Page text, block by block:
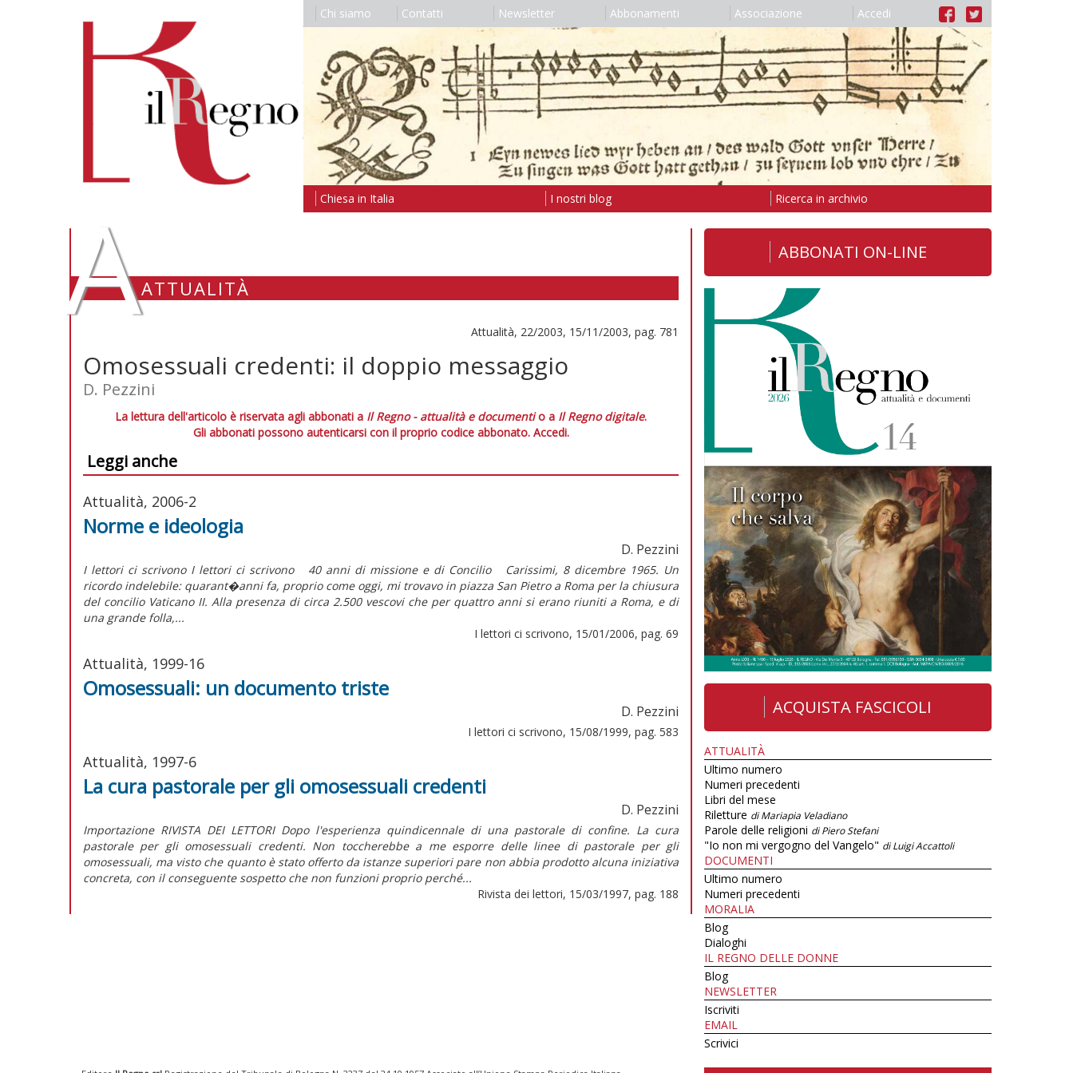
Chi siamo Contatti Newsletter Abbonamenti Associazione Accedi
Chiesa in Italia I nostri blog Ricerca in archivio
AATTUALITÀ
Attualità, 22/2003, 15/11/2003, pag. 781
Omosessuali credenti: il doppio messaggio
D. Pezzini
La lettura dell'articolo è riservata agli abbonati a Il Regno - attualità e documentio a Il Regno digitale.
Gli abbonati possono autenticarsi con il proprio codice abbonato. Accedi.
Leggi anche
Attualità, 2006-2
Norme e ideologia
D. Pezzini
I lettori ci scrivono I lettori ci scrivono 40 anni di missione e di Concilio Carissimi, 8 dicembre 1965. Un
ricordo indelebile: quarant�anni fa, proprio come oggi, mi trovavo in piazza San Pietro a Roma per la chiusura
del concilio Vaticano II. Alla presenza di circa 2.500 vescovi che per quattro anni si erano riuniti a Roma, e di
una grande folla,...
I lettori ci scrivono, 15/01/2006, pag. 69
Attualità, 1999-16
Omosessuali: un documento triste
D. Pezzini
I lettori ci scrivono, 15/08/1999, pag. 583
Attualità, 1997-6
La cura pastorale per gli omosessuali credenti
D. Pezzini
Importazione RIVISTA DEI LETTORI Dopo l'esperienza quindicennale di una pastorale di confine. La cura
pastorale per gli omosessuali credenti. Non toccherebbe a me esporre delle linee di pastorale per gli
omosessuali, ma visto che quanto è stato offerto da istanze superiori pare non abbia prodotto alcuna iniziativa
concreta, con il conseguente sospetto che non funzioni proprio perché...
Rivista dei lettori, 15/03/1997, pag. 188
ABBONATI ON-LINE
ACQUISTA FASCICOLI
ATTUALITÀ
Ultimo numero
Numeri precedenti
Libri del mese
Riletture di Mariapia Veladiano
Parole delle religioni di Piero Stefani
"Io non mi vergogno del Vangelo" di Luigi Accattoli
DOCUMENTI
Ultimo numero
Numeri precedenti
MORALIA
Blog
Dialoghi
IL REGNO DELLE DONNE
Blog
NEWSLETTER
Iscriviti
EMAIL
Scrivici